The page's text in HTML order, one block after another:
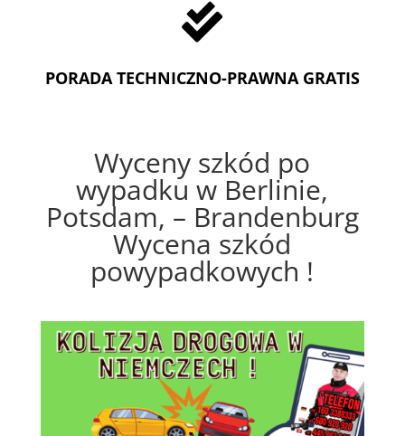

PORADA TECHNICZNO-PRAWNA GRATIS
Wyceny szkód po
wypadku w Berlinie,
Potsdam, – Brandenburg
Wycena szkód
powypadkowych !